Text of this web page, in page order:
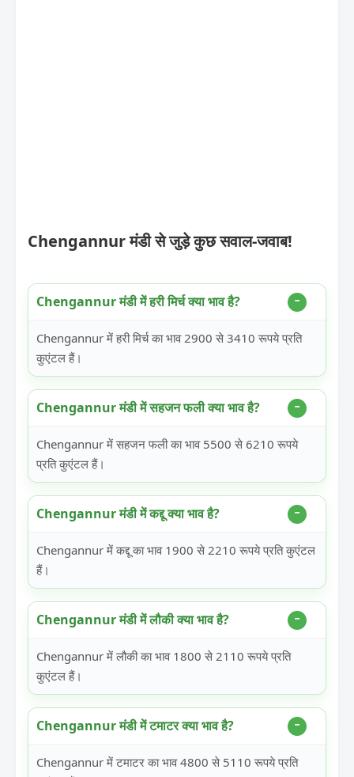
Chengannur मंडी से जुड़े कुछ सवाल-जवाब!
Chengannur मंडी में हरी मिर्च क्या भाव है?
Chengannur में हरी मिर्च का भाव 2900 से 3410 रूपये प्रति
कुएंटल हैं।
Chengannur मंडी में सहजन फली क्या भाव है?
Chengannur में सहजन फली का भाव 5500 से 6210 रूपये
प्रति कुएंटल हैं।
Chengannur मंडी में कद्दू क्या भाव है?
Chengannur में कद्दू का भाव 1900 से 2210 रूपये प्रति कुएंटल
हैं।
Chengannur मंडी में लौकी क्या भाव है?
Chengannur में लौकी का भाव 1800 से 2110 रूपये प्रति
कुएंटल हैं।
Chengannur मंडी में टमाटर क्या भाव है?
Chengannur में टमाटर का भाव 4800 से 5110 रूपये प्रति